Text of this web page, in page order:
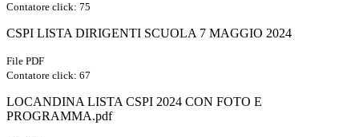
Contatore click: 75
CSPI LISTA DIRIGENTI SCUOLA 7 MAGGIO 2024
File PDF
Contatore click: 67
LOCANDINA LISTA CSPI 2024 CON FOTO E
PROGRAMMA.pdf